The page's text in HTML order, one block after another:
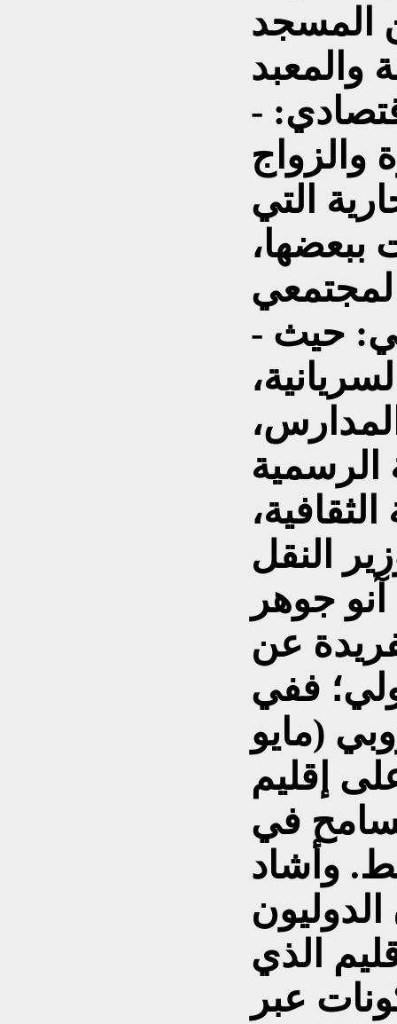
المسجد
- التعايش الاجتماعي والاقتصادي:
والزواج
التي
- التعايش الثقافي والتعليمي: حيث
الرسمية
النقل
عن
ففي
(مايو
إقليم
في
وأشاد
الذي
عبر